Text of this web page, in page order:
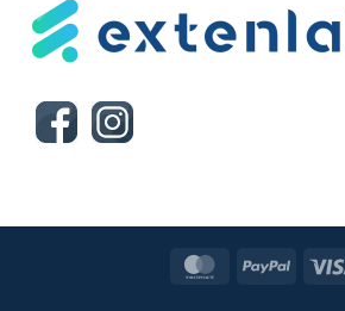
MasterCardPayPal